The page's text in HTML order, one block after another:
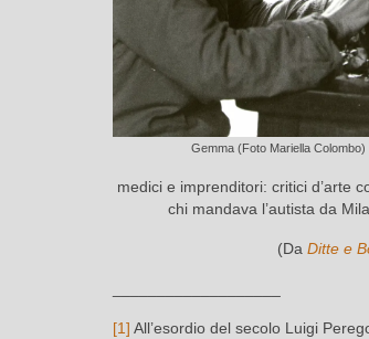
Gemma (Foto Mariella Colombo)
medici e imprenditori: critici d’arte
chi mandava l’autista da
(Da Ditte e
[1] All’esordio del secolo Luigi